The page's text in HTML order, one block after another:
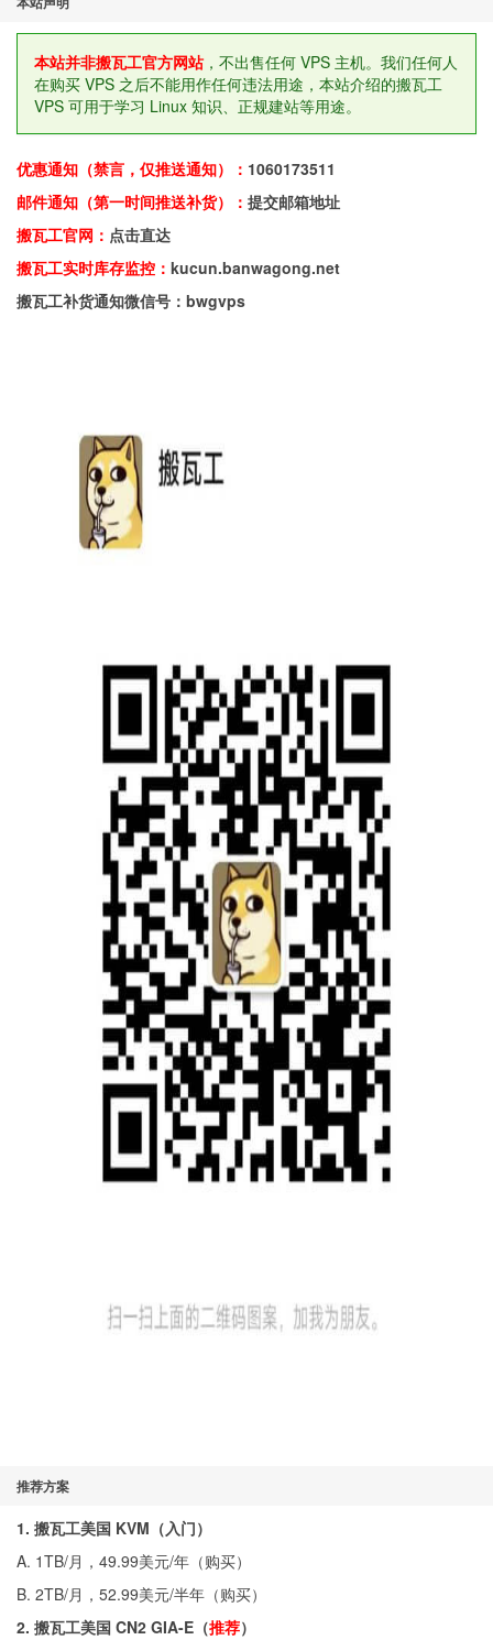
本站并非搬瓦工官方网站，不出售任何 VPS 主机。我们任何人
在购买 VPS 之后不能用作任何违法用途，本站介绍的搬瓦工
VPS 可用于学习 Linux 知识、正规建站等用途。
优惠通知（禁言，仅推送通知）： 1060173511
邮件通知（第一时间推送补货）： 提交邮箱地址
搬瓦工官网： 点击直达
搬瓦工实时库存监控： kucun.banwagong.net
搬瓦工补货通知微信号：bwgvps
推荐方案
1. 搬瓦工美国 KVM（入门）
A. 1TB/月，49.99美元/年（购买）
B. 2TB/月，52.99美元/半年（购买）
2. 搬瓦工美国 CN2 GIA-E（推荐）